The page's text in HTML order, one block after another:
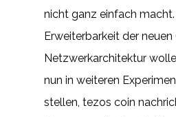
nicht ganz einfach macht.
Erweiterbarkeit der
Netzwerkarchitektur
nun in weiteren
stellen, tezos coin